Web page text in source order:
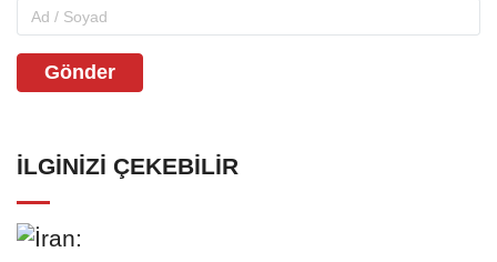
Gönder
İLGINIZI ÇEKEBILIR